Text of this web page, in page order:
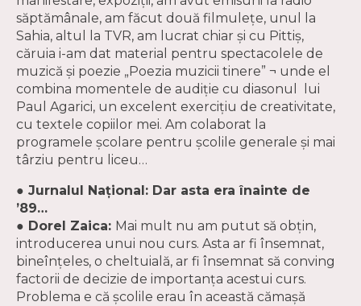
săptămânale, am făcut două filmuleţe, unul la
Sahia, altul la TVR, am lucrat chiar şi cu Pittiş,
căruia i-am dat material pentru spectacolele de
muzică şi poezie „Poezia muzicii tinere” ¬ unde el
combina momentele de audiţie cu diasonul lui
Paul Agarici, un excelent exerciţiu de creativitate,
cu textele copiilor mei. Am colaborat la
programele şcolare pentru şcolile generale şi mai
târziu pentru liceu…
● Jurnalul Naţional: Dar asta era înainte de
’89…
● Dorel Zaica: Mai mult nu am putut să obţin,
introducerea unui nou curs. Asta ar fi însemnat,
bineînţeles, o cheltuială, ar fi însemnat să conving
factorii de decizie de importanţa acestui curs.
Problema e că şcolile erau în această cămaşă